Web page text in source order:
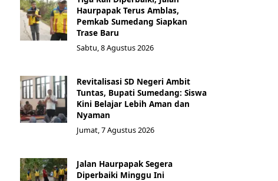
Haurpapak Terus Amblas,
Pemkab Sumedang Siapkan
Trase Baru
Sabtu, 8 Agustus 2026
Revitalisasi SD Negeri Ambit
Tuntas, Bupati Sumedang: Siswa
Kini Belajar Lebih Aman dan
Nyaman
Jumat, 7 Agustus 2026
Jalan Haurpapak Segera
Diperbaiki Minggu Ini